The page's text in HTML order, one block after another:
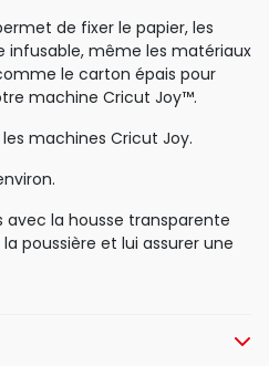
de fixer le papier, les
infusable, même les matériaux
le carton épais pour
machine Cricut Joy™.
machines Cricut Joy.
avec la housse transparente
poussière et lui assurer une